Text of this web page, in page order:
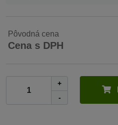
Pôvodná cena
Cena s DPH
+
-